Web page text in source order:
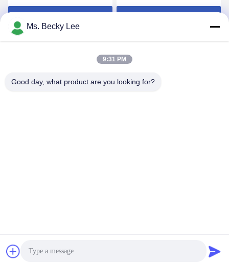
zamienne do maszyny
rok gwarancji
powierzchniowego JUKI
DLA 740 ATC
Prawa autorskie © 2017-2026 Ping You Industrial Co.,Ltd . Wszelkie prawa
Ms. Becky Lee
9:31 PM
Good day, what product are you looking for?